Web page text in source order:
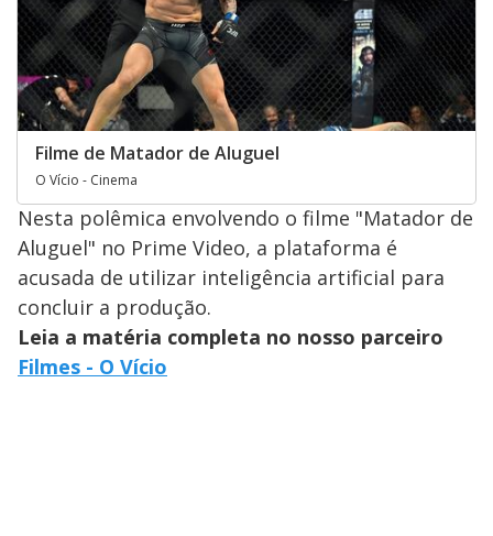
Filme de Matador de Aluguel
O Vício - Cinema
Nesta polêmica envolvendo o filme "Matador de
Aluguel" no Prime Video, a plataforma é
acusada de utilizar inteligência artificial para
concluir a produção.
Leia a matéria completa no nosso parceiro
Filmes - O Vício